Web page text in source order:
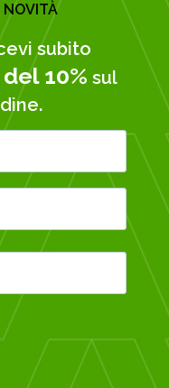
NOVITÀ
subito
10% sul